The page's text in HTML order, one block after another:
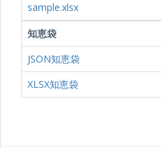
sample.xlsx
知恵袋
JSON知恵袋
XLSX知恵袋